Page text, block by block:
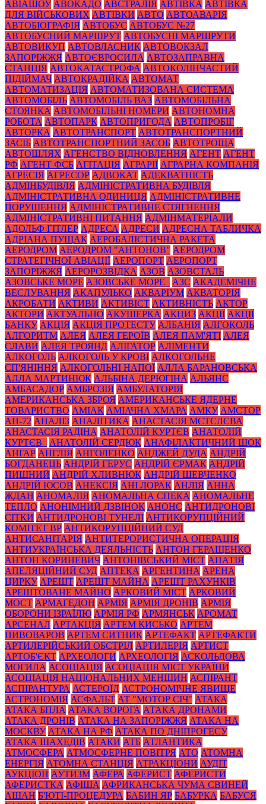
АВІАШОУ АВОКАДО АВСТРАЛІЯ АВТІВКА АВТІВКА
ДЛЯ ВІЙСЬКОВИХ АВТІВКИ АВТО АВТОАВАРІЯ
АВТОБІОГРАФІЯ АВТОБУС АВТОБУС №27
АВТОБУСНИЙ МАРШРУТ АВТОБУСНІ МАРШРУТИ
АВТОВИКУП АВТОВЛАСНИК АВТОВОКЗАЛ
ЗАПОРІЖЖЯ АВТОЄВРОСИЛА АВТОЗАПРАВНА
СТАНЦІЯ АВТОКАТАСТРОФА АВТОКОЛІНЧАСТИЙ
ПІДІЙМАЧ АВТОКРАДІЙКА АВТОМАТ
АВТОМАТИЗАЦІЯ АВТОМАТИЗОВАНА СИСТЕМА
АВТОМОБІЛЬ АВТОМОБІЛЬ ВАЗ АВТОМОБІЛЬНА
СТОЯНКА АВТОМОБІЛЬНІ НОМЕРИ АВТОНОМНА
РОБОТА АВТОПАРК АВТОПРИГОДА АВТОПРОБІГ
АВТОРКА АВТОТРАНСПОРТ АВТОТРАНСПОРТНИЙ
ЗАСІБ АВТОТРАНСПОРТНИЙ ЗАСОБ АВТОТРОЩА
АВТОШЛЯХ АГЕНСТВО ВІДНОВЛЕННЯ АГЕНТ АГЕНТ
РФ АГЕНТ ФСБ АГІТАЦІЯ АГРАРІЇ АГРАРНА КОМПАНІЯ
АГРЕСІЯ АГРЕСОР АДВОКАТ АДЕКВАТНІСТЬ
АДМІНБУДІВЛЯ АДМІНІСТРАТИВНА БУДІВЛЯ
АДМІНІСТРАТИВНА ОДИНИЦЯ АДМІНІСТРАТИВНЕ
ПОРУШЕННЯ АДМІНІСТРАТИВНЕ СТЯГНЕННЯ
АДМІНІСТРАТИВНІ ПИТАННЯ АДМІНМАТЕРІАЛИ
АДОЛЬФ ГІТЛЕР АДРЕСА АДРЕСИ АДРЕСНА ТАБЛИЧКА
АДРІАНА ПУЩАК АЕРОБАЛІСТИЧНА РАКЕТА
АЕРОДРОМ АЕРОДРОМ "АНТОНОВ" АЕРОДРОМ
СТРАТЕГІЧНОЇ АВІАЦІЇ АЕРОПОРТ АЕРОПОРТ
ЗАПОРІЖЖЯ АЕРОРОЗВІДКА АЗОВ АЗОВСТАЛЬ
АЗОВСЬКЕ МОРЕ АЗОВСЬКЕ МОРЕ_ АЗС АКАДЕМІЧНЕ
ВЕСЛУВАННЯ АКАПУЛЬКО АКВАРІУМ АКВАТОРІЯ
АКРОБАТИ АКТИВИ АКТИВІСТ АКТИВНІСТЬ АКТОР
АКТОРИ АКТУАЛЬНО АКУШЕРКА АКЦИЗ АКЦІЇ АКЦІЇ
БАНКУ АКЦІЯ АКЦІЯ ПРОТЕСТУ АЛБАНІЯ АЛГОКОЛЬ
АЛГОРИТМ АЛЕЯ АЛЕЯ ГЕРОЇВ АЛЕЯ ПАМ'ЯТІ АЛЕЯ
СЛАВИ АЛЕЯ ТРОЯНД АЛІГАТОР АЛІМЕНТИ
АЛКОГОЛЬ АЛКОГОЛЬ У КРОВІ АЛКОГОЛЬНЕ
СП'ЯНІННЯ АЛКОГОЛЬНІ НАПОЇ АЛЛА БАРАНОВСЬКА
АЛЛА МАРТИНЮК АЛЬБІНА ДЕРЮГІНА АЛЬЯНС
АМБАСАДОР АМБРОЗІЯ АМБУЛАТОРІЯ
АМЕРИКАНСЬКА ЗБРОЯ АМЕРИКАНСЬКЕ ЯДЕРНЕ
ТОВАРИСТВО АМІАК АМІАЧНА ХМАРА АМКУ АМСТОР
АН-72 АНАЛІЗ АНАЛІТИКА АНАСТАСІЯ МЄТЄЛЄВА
АНАСТАСІЯ РАДІНА АНАТОЛІЙ КУРТЄВ АНАТОЛІЙ
КУРТЄВ_
АНАТОЛІЙ СЕРДЮК АНАФІЛАКТИЧНИЙ ШОК
АНГАР АНГЛІЯ АНГОЛЕНКО АНДЖЕЙ ДУДА АНДРІЙ
БОГДАНЕЦЬ АНДРІЙ ГЕРУС АНДРІЙ ЄРМАК АНДРІЙ
ПИШНИЙ АНДРІЙ ХЛИВНЮК АНДРІЙ ШЕВЧЕНКО
АНДРІЙ ЮСОВ АНЕКСІЯ АНІ ЛОРАК АНЛІЯ АННА
ЖДАН АНОМАЛІЯ АНОМАЛЬНА СПЕКА АНОМАЛЬНЕ
ТЕПЛО АНОНІМНИЙ ДЗВІНОК АНОНС АНТИДРОНОВІ
СІТКИ АНТИДРОНОВІ ТУНЕЛІ АНТИКОРУПЦІЙНИЙ
КОМІТЕТ ВР АНТИКОРУПЦІЙНИЙ СУД
АНТИСАНІТАРІЯ АНТИТЕРОРИСТИЧНА ОПЕРАЦІЯ
АНТИУКРАЇНСЬКА ДЕЯЛЬНІСТЬ АНТОН ГЕРАЩЕНКО
АНТОН КОРИНЕВИЧ АНТОНІВСЬКИЙ МІСТ АПАТІЯ
АПЕЛЯЦІЙНИЙ СУД АПТЕКА АРГЕНТИНА АРЕНА
ЦИРКУ АРЕШТ АРЕШТ МАЙНА АРЕШТ РАХУНКІВ
АРЕШТОВАНЕ МАЙНО АРКОВИЙ МІСТ АРКОВИЙ
МОСТ АРМАГЕДОН АРМІЯ АРМІЯ ДРОНІВ АРМІЯ
ОБОРОНИ ІЗРАЇЛЮ АРМІЯ РФ АРМЯНСЬК АРОМАТ
АРСЕНАЛ АРТАКЦІЯ АРТЕМ КИСЬКО АРТЕМ
ПИВОВАРОВ АРТЕМ СИТНИК АРТЕФАКТ АРТЕФАКТИ
АРТИЛЕРІЙСЬКИЙ ОБСТРІЛ АРТИЛЕРІЯ АРТИСТ
АРТОБ'ЄКТ АРХЕОЛОГИ АРХЕОЛОГІЯ АСКОЛЬДОВА
МОГИЛА АСОЦІАЦІЯ АСОЦІАЦІЯ МІСТ УКРАЇНИ
АСОЦІАЦІЯ НАЦІОНАЛЬНИХ МЕНШИН АСПІРАНТ
АСПІРАНТУРА АСТЕРОЇД АСТРОНОМІЧНЕ ЯВИЩЕ
АСТРОНОМІЯ АСФАЛЬТ АТ "МОТОР СІЧ" АТАКА
АТАКА БПЛА АТАКА ВОРОГА АТАКА ДРОНАМИ
АТАКА ДРОНІВ АТАКА НА ЗАПОРІЖЖЯ АТАКА НА
МОСКВУ АТАКА НА РФ АТАКА ПО ДНІПРОГЕСУ
АТАКА ШАХЕДІВ АТАКИ АТБ АТЛАНТИКА
АТМОСФЕРА АТМОСФЕРНЕ ПОВІТРЯ АТО АТОМНА
ЕНЕРГІЯ АТОМНА СТАНЦІЯ АТРАКЦІОНИ АУДІТ
АУКЦІОН АУТИЗМ АФЕРА АФЕРИСТ АФЕРИСТИ
АФЕРИСТКА АФІША АФРИКАНСЬКА ЧУМА СВИНЕЙ
АШАН Б'ЮТІ-ПРОЦЕДУРА БАБИН ЯР БАБУРКА БАБУСЯ